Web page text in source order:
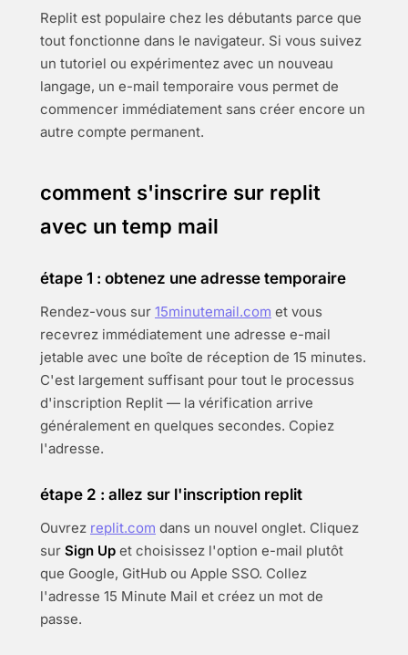
Replit est populaire chez les débutants parce que
tout fonctionne dans le navigateur. Si vous suivez
un tutoriel ou expérimentez avec un nouveau
langage, un e-mail temporaire vous permet de
commencer immédiatement sans créer encore un
autre compte permanent.
comment s'inscrire sur replit
avec un temp mail
étape 1 : obtenez une adresse temporaire
Rendez-vous sur 15minutemail.com et vous
recevrez immédiatement une adresse e-mail
jetable avec une boîte de réception de 15 minutes.
C'est largement suffisant pour tout le processus
d'inscription Replit — la vérification arrive
généralement en quelques secondes. Copiez
l'adresse.
étape 2 : allez sur l'inscription replit
Ouvrez replit.com dans un nouvel onglet. Cliquez
sur Sign Up et choisissez l'option e-mail plutôt
que Google, GitHub ou Apple SSO. Collez
l'adresse 15 Minute Mail et créez un mot de
passe.